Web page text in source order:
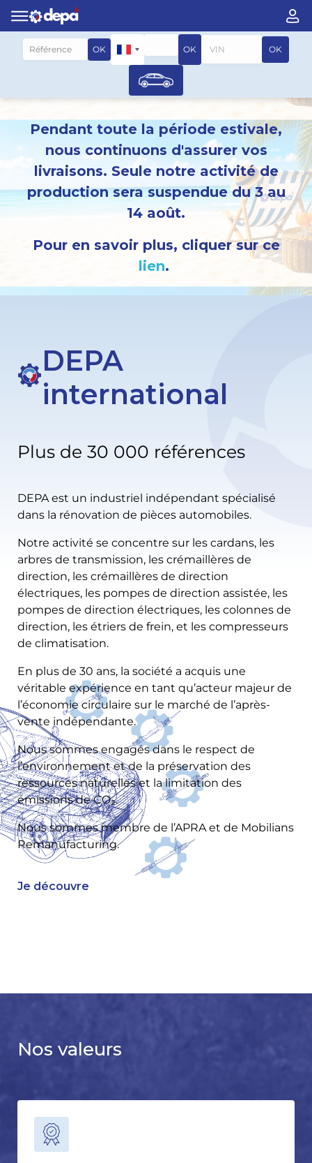
OK OK OK
Rechercher par véhicule
Pendant toute la période estivale,
nous continuons d'assurer vos
livraisons. Seule notre activité de
production sera suspendue du 3 au
14 août.
Pour en savoir plus, cliquer sur ce
lien.
DEPA
international
Plus de 30 000 références
DEPA est un industriel indépendant spécialisé
dans la rénovation de pièces automobiles.
Notre activité se concentre sur les cardans, les
arbres de transmission, les crémaillères de
direction, les crémaillères de direction
électriques, les pompes de direction assistée, les
pompes de direction électriques, les colonnes de
direction, les étriers de frein, et les compresseurs
de climatisation.
En plus de 30 ans, la société a acquis une
véritable expérience en tant qu’acteur majeur de
l’économie circulaire sur le marché de l’après-
vente indépendante.
Nous sommes engagés dans le respect de
l’environnement et de la préservation des
ressources naturelles et la limitation des
émissions de CO₂.
Nous sommes membre de l’APRA et de Mobilians
Remanufacturing.
Je découvre
Nos valeurs